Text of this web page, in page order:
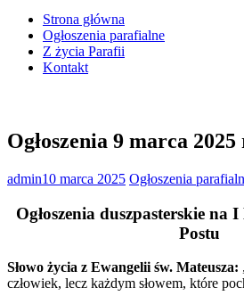
Strona główna
Ogłoszenia parafialne
Z życia Parafii
Kontakt
Ogłoszenia 9 marca 2025
admin10 marca 2025 Ogłoszenia
Ogłoszenia duszpasterskie na
Postu
Słowo życia z Ewangelii św. Mateusza:
człowiek, lecz każdym słowem, które